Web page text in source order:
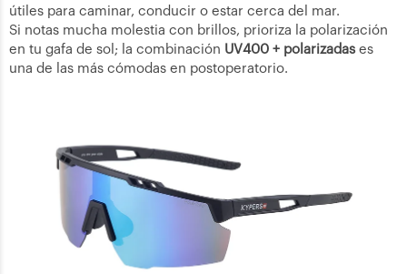
útiles para caminar, conducir o estar cerca del mar.
Si notas mucha molestia con brillos, prioriza la polarización
en tu gafa de sol; la combinación UV400 + polarizadases
una de las más cómodas en postoperatorio.